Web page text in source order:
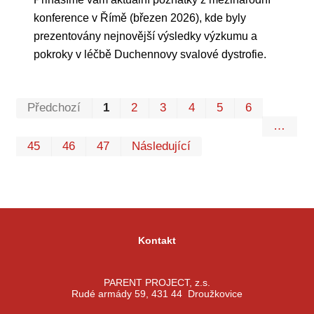
konference v Římě (březen 2026), kde byly
prezentovány nejnovější výsledky výzkumu a
pokroky v léčbě Duchennovy svalové dystrofie.
Předchozí 1 2 3 4 5
6
…
45
46 47 Následující
Kontakt
PARENT PROJECT, z.s.
Rudé armády 59, 431 44 Droužkovice